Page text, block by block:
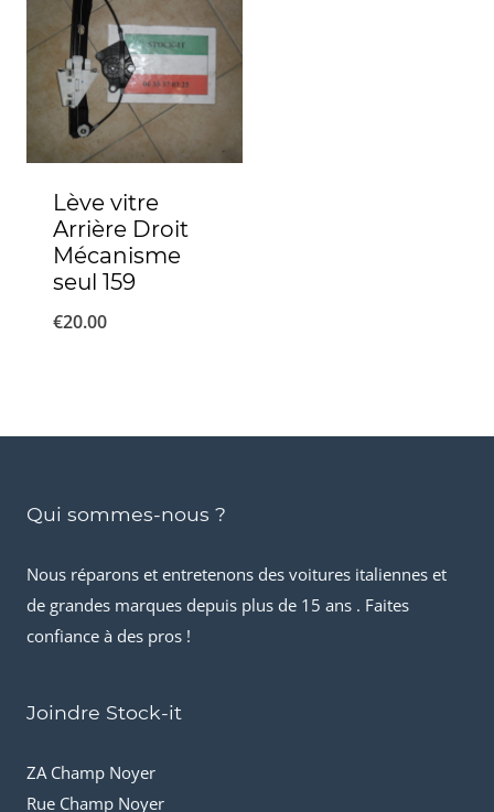
Lève vitre
Arrière Droit
Mécanisme
seul 159
€20.00
Qui sommes-nous ?
Nous réparons et entretenons des voitures italiennes et
de grandes marques depuis plus de 15 ans . Faites
confiance à des pros !
Joindre Stock-it
ZA Champ Noyer
Rue Champ Noyer